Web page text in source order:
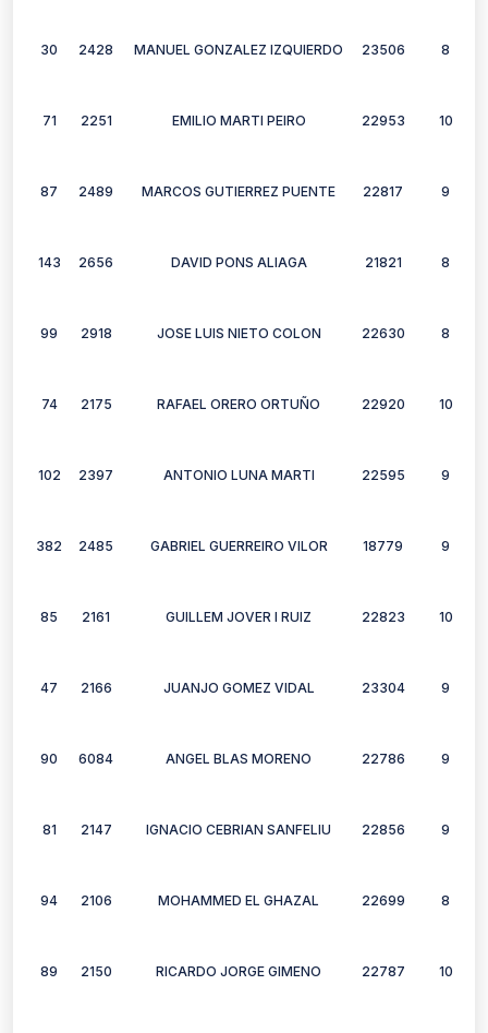
30 2428 MANUEL GONZALEZ IZQUIERDO 23506 8
71 2251 EMILIO MARTI PEIRO 22953 10
87 2489 MARCOS GUTIERREZ PUENTE 22817 9
143 2656 DAVID PONS ALIAGA 21821 8
99 2918 JOSE LUIS NIETO COLON 22630 8
74 2175 RAFAEL ORERO ORTUÑO 22920 10
102 2397 ANTONIO LUNA MARTI 22595 9
382 2485 GABRIEL GUERREIRO VILOR 18779 9
85 2161 GUILLEM JOVER I RUIZ 22823 10
47 2166 JUANJO GOMEZ VIDAL 23304 9
90 6084 ANGEL BLAS MORENO 22786 9
81 2147 IGNACIO CEBRIAN SANFELIU 22856 9
94 2106 MOHAMMED EL GHAZAL 22699 8
89 2150 RICARDO JORGE GIMENO 22787 10